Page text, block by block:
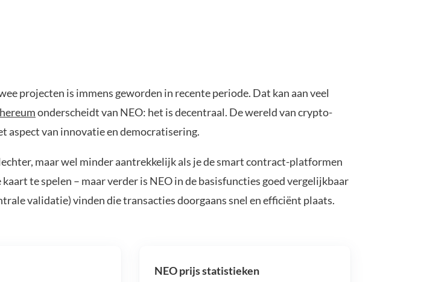
projecten is immens geworden in recente periode. Dat kan aan veel
onderscheidt van NEO: het is decentraal. De wereld van crypto-
aspect van innovatie en democratisering.
maar wel minder aantrekkelijk als je de smart contract-platformen
te spelen – maar verder is NEO in de basisfuncties goed vergelijkbaar
validatie) vinden die transacties doorgaans snel en efficiënt plaats.
NEO prijs statistieken